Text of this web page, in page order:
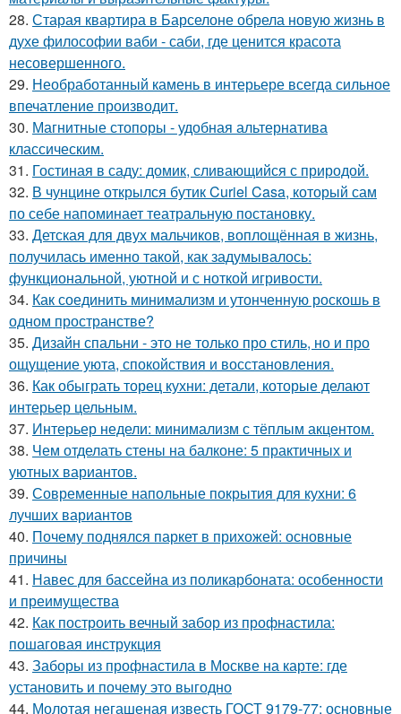
28. Старая квартира в Барселоне обрела новую жизнь в
духе философии ваби - саби, где ценится красота
несовершенного.
29. Необработанный камень в интерьере всегда сильное
впечатление производит.
30. Магнитные стопоры - удобная альтернатива
классическим.
31. Гостиная в саду: домик, сливающийся с природой.
32. В чунцине открылся бутик Curiel Casa, который сам
по себе напоминает театральную постановку.
33. Детская для двух мальчиков, воплощённая в жизнь,
получилась именно такой, как задумывалось:
функциональной, уютной и с ноткой игривости.
34. Как соединить минимализм и утонченную роскошь в
одном пространстве?
35. Дизайн спальни - это не только про стиль, но и про
ощущение уюта, спокойствия и восстановления.
36. Как обыграть торец кухни: детали, которые делают
интерьер цельным.
37. Интерьер недели: минимализм с тёплым акцентом.
38. Чем отделать стены на балконе: 5 практичных и
уютных вариантов.
39. Современные напольные покрытия для кухни: 6
лучших вариантов
40. Почему поднялся паркет в прихожей: основные
причины
41. Навес для бассейна из поликарбоната: особенности
и преимущества
42. Как построить вечный забор из профнастила:
пошаговая инструкция
43. Заборы из профнастила в Москве на карте: где
установить и почему это выгодно
44. Молотая негашеная известь ГОСТ 9179-77: основные